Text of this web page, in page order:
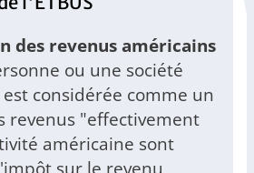
des revenus américains
ou une société
considérée comme un
revenus "effectivement
américaine sont